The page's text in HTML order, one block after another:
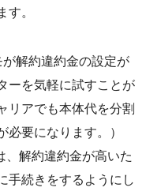
す。
解約違約金の設定が
ーを気軽に試すことが
リアでも本体代を分割
必要になります。）
、解約違約金が高いた
手続きをするようにし